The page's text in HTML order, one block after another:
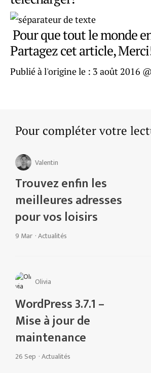
Pour que tout le monde
Partagez cet article,
Publié à l'origine le : 3 août 2016
Pour compléter votre
Valentin
Trouvez enfin les
meilleures adresses
pour vos loisirs
9 Mar ·Actualités
Olivia
WordPress 3.7.1 –
Mise à jour de
maintenance
26 Sep ·Actualités